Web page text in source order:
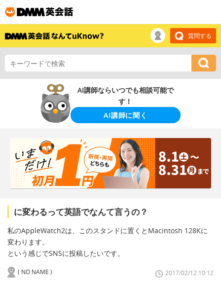
質問する
AI講師ならいつでも相談可能で
す！
AI講師に聞く
に変わるって英語でなんて言うの？
私のAppleWatch2は、このスタンドに置くとMacintosh 128Kに
変わります。
という感じでSNSに投稿したいです。
( NO NAME ) 2017/02/12 10:12